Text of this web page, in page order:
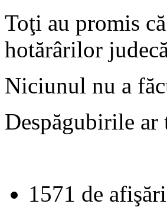
Toţi au promis
hotărârilor
Niciunul nu a
Despăgubirile ar
1571 de afişări